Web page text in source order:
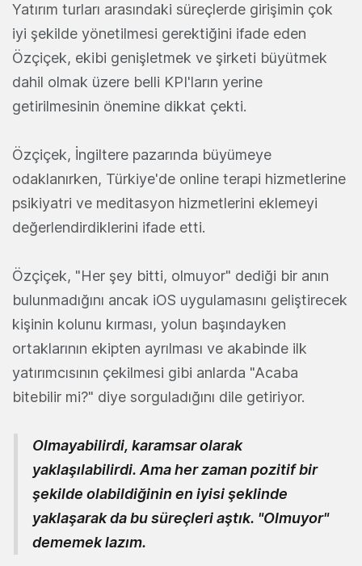
Yatırım turları arasındaki süreçlerde girişimin çok
iyi şekilde yönetilmesi gerektiğini ifade eden
Özçiçek, ekibi genişletmek ve şirketi büyütmek
dahil olmak üzere belli KPI'ların yerine
getirilmesinin önemine dikkat çekti.
Özçiçek, İngiltere pazarında büyümeye
odaklanırken, Türkiye'de online terapi hizmetlerine
psikiyatri ve meditasyon hizmetlerini eklemeyi
değerlendirdiklerini ifade etti.
Özçiçek, "Her şey bitti, olmuyor" dediği bir anın
bulunmadığını ancak iOS uygulamasını geliştirecek
kişinin kolunu kırması, yolun başındayken
ortaklarının ekipten ayrılması ve akabinde ilk
yatırımcısının çekilmesi gibi anlarda "Acaba
bitebilir mi?" diye sorguladığını dile getiriyor.
Olmayabilirdi, karamsar olarak
yaklaşılabilirdi. Ama her zaman pozitif bir
şekilde olabildiğinin en iyisi şeklinde
yaklaşarak da bu süreçleri aştık. "Olmuyor"
dememek lazım.